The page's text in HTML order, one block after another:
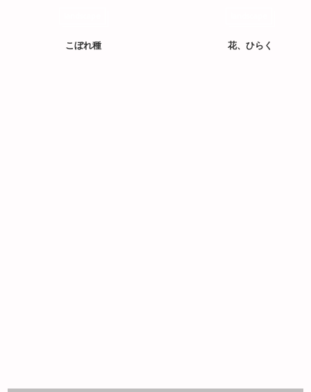
こぼれ種 花、ひらく